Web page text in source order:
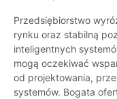
Przedsiębiorstwo
rynku oraz stabilną
inteligentnych
mogą oczekiwać
od projektowania,
systemów. Bogata